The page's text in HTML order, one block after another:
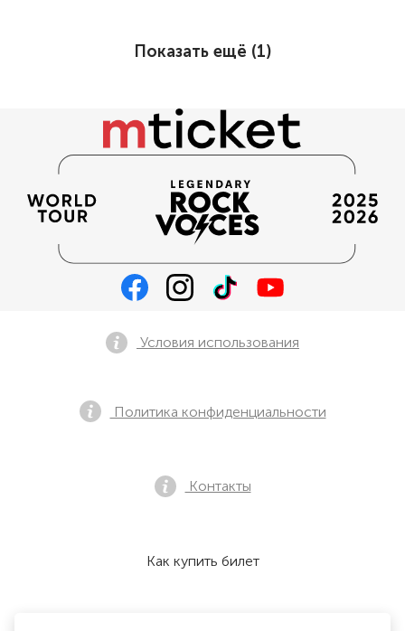
Показать ещё (1)
Условия использования
Политика конфиденциальности
Контакты
Как купить билет